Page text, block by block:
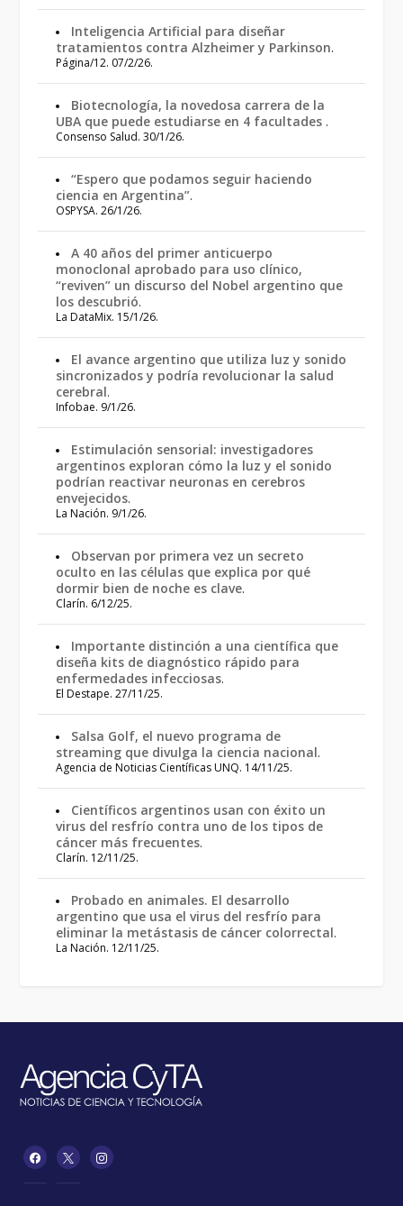
Inteligencia Artificial para diseñar
tratamientos contra Alzheimer y Parkinson.
Página/12. 07/2/26.
Biotecnología, la novedosa carrera de la
UBA que puede estudiarse en 4 facultades .
Consenso Salud. 30/1/26.
“Espero que podamos seguir haciendo
ciencia en Argentina”.
OSPYSA. 26/1/26.
A 40 años del primer anticuerpo
monoclonal aprobado para uso clínico,
“reviven” un discurso del Nobel argentino que
los descubrió.
La DataMix. 15/1/26.
El avance argentino que utiliza luz y sonido
sincronizados y podría revolucionar la salud
cerebral.
Infobae. 9/1/26.
Estimulación sensorial: investigadores
argentinos exploran cómo la luz y el sonido
podrían reactivar neuronas en cerebros
envejecidos.
La Nación. 9/1/26.
Observan por primera vez un secreto
oculto en las células que explica por qué
dormir bien de noche es clave.
Clarín. 6/12/25.
Importante distinción a una científica que
diseña kits de diagnóstico rápido para
enfermedades infecciosas.
El Destape. 27/11/25.
Salsa Golf, el nuevo programa de
streaming que divulga la ciencia nacional.
Agencia de Noticias Científicas UNQ. 14/11/25.
Científicos argentinos usan con éxito un
virus del resfrío contra uno de los tipos de
cáncer más frecuentes.
Clarín. 12/11/25.
Probado en animales. El desarrollo
argentino que usa el virus del resfrío para
eliminar la metástasis de cáncer colorrectal.
La Nación. 12/11/25.